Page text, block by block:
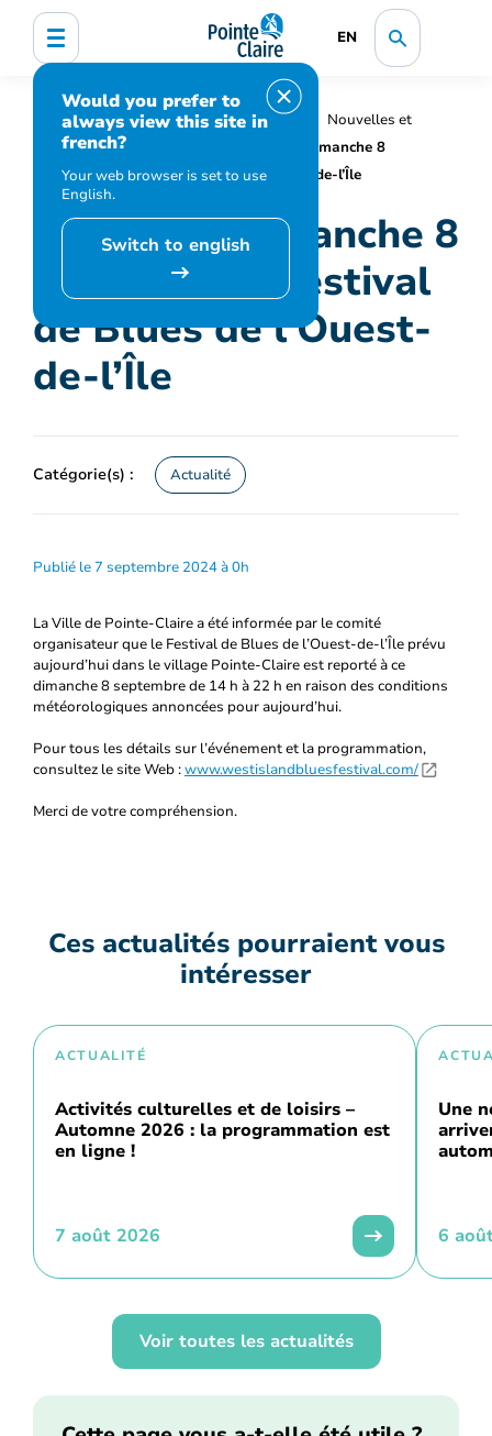
EN
Would you prefer to
always view this site in
french?
Your web browser is set to use
English.
Switch to english
Accueil Organisation municipale
Nouvelles et
médias
Actualités
Reporté à dimanche 8
septembre : Festival de Blues de l’Ouest-de-l’Île
Reporté à dimanche 8
septembre : Festival
de Blues de l’Ouest-
de-l’Île
Catégorie(s) : Actualité
Publié le 7 septembre 2024 à 0h
La Ville de Pointe-Claire a été informée par le comité
organisateur que le Festival de Blues de l’Ouest-de-l’Île prévu
aujourd’hui dans le village Pointe-Claire est reporté à ce
dimanche 8 septembre de 14 h à 22 h en raison des conditions
météorologiques annoncées pour aujourd’hui.
Pour tous les détails sur l’événement et la programmation,
consultez le site Web :www.westislandbluesfestival.com/
Merci de votre compréhension.
Ces actualités pourraient vous
intéresser
ACTUALITÉ
Activités culturelles et de loisirs –
Automne 2026 : la programmation est
en ligne !
7 août 2026
Une
6
Voir toutes les actualités